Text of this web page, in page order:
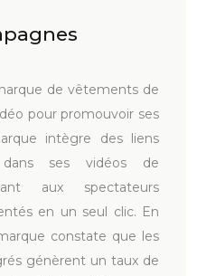
de vêtements de
pour promouvoir ses
intègre des liens
dans ses vidéos de
aux spectateurs
en un seul clic. En
constate que les
génèrent un taux de